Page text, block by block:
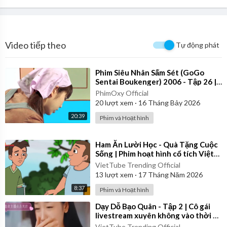
Video tiếp theo Tự động phát
20:39
⁣Phim Siêu Nhân Sấm Sét (GoGo
Sentai Boukenger) 2006 - Tập 26 |
Thuyết Minh
PhimOxy Official
20lượt xem · 16 Tháng Bảy 2026
Phim và Hoạt hình
8:37
⁣Ham Ăn Lười Học - Quà Tặng Cuộc
Sống | Phim hoạt hình cổ tích Việt
Nam
VietTube Trending Official
13 lượt xem · 17 Tháng Năm 2026
Phim và Hoạt hình
⁣Dạy Dỗ Bạo Quân - Tập 2 | Cô gái
livestream xuyên không vào thời cổ
đại | Review Phim